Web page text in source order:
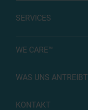
SERVICES
WE CARE™
WAS UNS ANTREIBT
KONTAKT